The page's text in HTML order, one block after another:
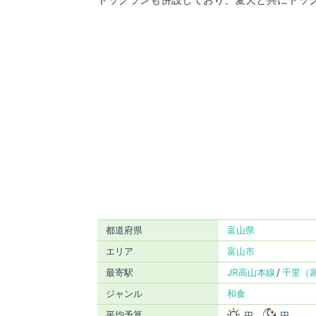
都道府県
富山県
エリア
富山市
最寄駅
JR高山本線
千里（
ジャンル
和食